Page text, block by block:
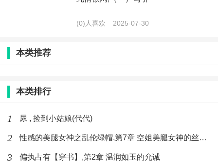
(0)人喜欢 2025-07-30
本类推荐
本类排行
1 尿 , 捡到小姑娘(代代)
2 性感的美腿女神之乱伦绿帽,第7章 空姐美腿女神的丝袜足交
3 偏执占有【穿书】,第2章 温润如玉的允诚